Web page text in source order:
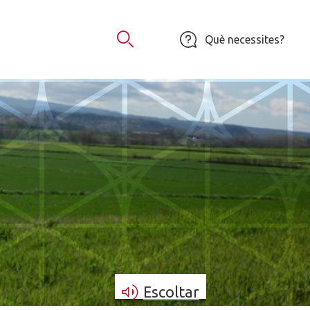
Obrir Cercador
Què necessites?
Escoltar